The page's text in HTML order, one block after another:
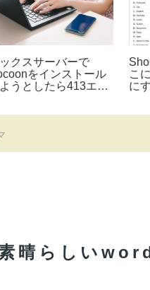
クスサーバーで
をインストール
うとしたら413エラ
こ
に
晴らしい